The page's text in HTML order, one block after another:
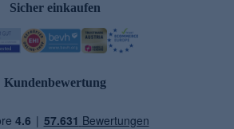
Sicher einkaufen
Kundenbewertung